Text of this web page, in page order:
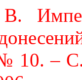
В.
10. –